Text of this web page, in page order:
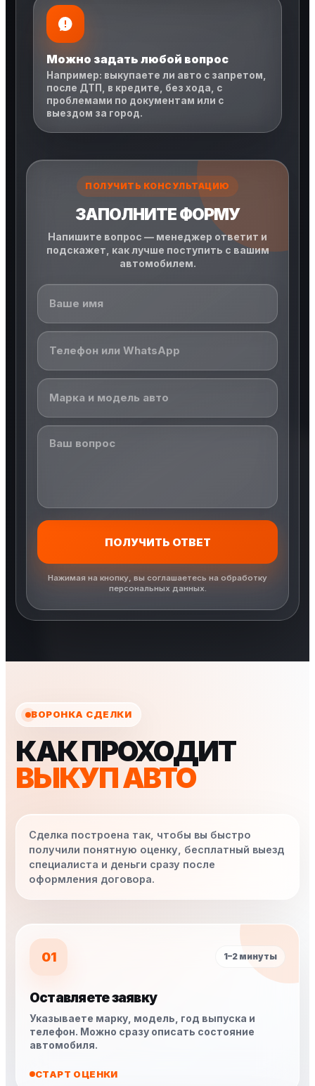
Можно задать любой вопрос
Например: выкупаете ли авто с запретом,
после ДТП, в кредите, без хода, с
проблемами по документам или с
выездом за город.
ПОЛУЧИТЬ КОНСУЛЬТАЦИЮ
ЗАПОЛНИТЕ ФОРМУ
Напишите вопрос — менеджер ответит и
подскажет, как лучше поступить с вашим
автомобилем.
ПОЛУЧИТЬ ОТВЕТ
Нажимая на кнопку, вы соглашаетесь на обработку
персональных данных.
ВОРОНКА СДЕЛКИ
КАК ПРОХОДИТ
ВЫКУП АВТО
Сделка построена так, чтобы вы быстро
получили понятную оценку, бесплатный выезд
специалиста и деньги сразу после
оформления договора.
01 1–2 минуты
Оставляете заявку
Указываете марку, модель, год выпуска и
телефон. Можно сразу описать состояние
автомобиля.
СТАРТ ОЦЕНКИ